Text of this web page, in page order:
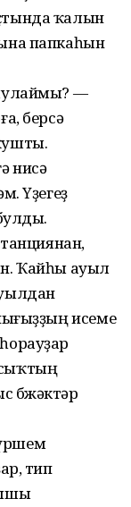
ҡалын
папкаһын
—
берсә
нисә
Үҙегеҙ
Ҡайһы ауыл
исеме
бөжәктәр
тип